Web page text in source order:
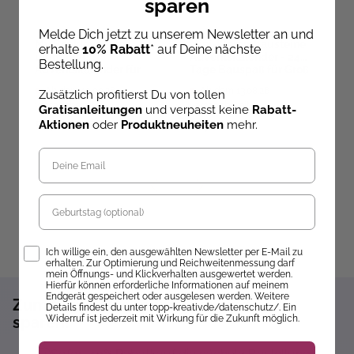
My Booklove - der
ultimative
Adventskalender für
Ab dem 10.09.26
versandbereit
59,99 €
Mini-Klemmbausteine
Adventskalender - 24
Ab dem 13.08.26
versandbereit
59,99 €
Zum Newsletter anmelden und 10%
sparen!*
sparen
Melde Dich jetzt zu unserem Newsletter an und
erhalte 10% Rabatt* auf Deine nächste
Bestellung.
Zusätzlich profitierst Du von tollen
Gratisanleitungen und verpasst keine Rabatt-
Aktionen oder Produktneuheiten mehr.
Geburtstag
Opt-InIch willige ein, den ausgewählten Newsletter per E-Mail zu
erhalten. Zur Optimierung und Reichweitenmessung darf
mein Öffnungs- und Klickverhalten ausgewertet werden.
Hierfür können erforderliche Informationen auf meinem
Endgerät gespeichert oder ausgelesen werden. Weitere
Details findest du unter topp-kreativ.de/datenschutz/. Ein
Widerruf ist jederzeit mit Wirkung für die Zukunft möglich.